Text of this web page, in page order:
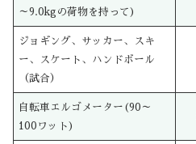
～9.0kgの荷物を持って)
ジョギング、サッカー、スキ
ー、スケート、ハンドボール
（試合）
自転車エルゴメーター(90～
100ワット)